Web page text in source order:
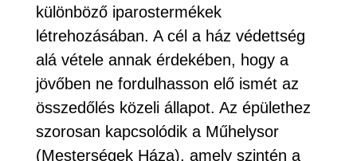
különböző iparostermékek
létrehozásában. A cél a ház védettség
alá vétele annak érdekében, hogy a
jövőben ne fordulhasson elő ismét az
összedőlés közeli állapot. Az épülethez
szorosan kapcsolódik a Műhelysor
(Mesterségek Háza), amely szintén a